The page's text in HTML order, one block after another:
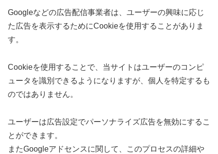
Googleなどの広告配信事業者は、ユーザーの興味に応じ
た広告を表示するためにCookieを使用することがありま
す。
Cookieを使用することで、当サイトはユーザーのコンピ
ュータを識別できるようになりますが、個人を特定するも
のではありません。
ユーザーは広告設定でパーソナライズ広告を無効にするこ
とができます。
またGoogleアドセンスに関して、このプロセスの詳細や